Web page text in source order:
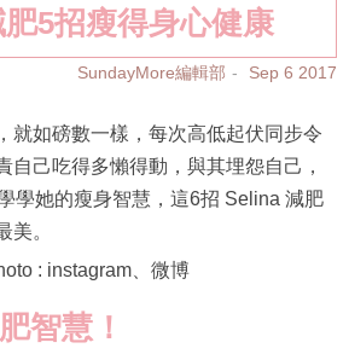
5招瘦得身心健康
SundayMore編輯部 Sep 6 2017
就如磅數一樣，每次高低起伏同步令
自己吃得多懶得動，與其埋怨自己，
學她的瘦身智慧，這6招 Selina 減肥
美。
: instagram、微博
智慧！